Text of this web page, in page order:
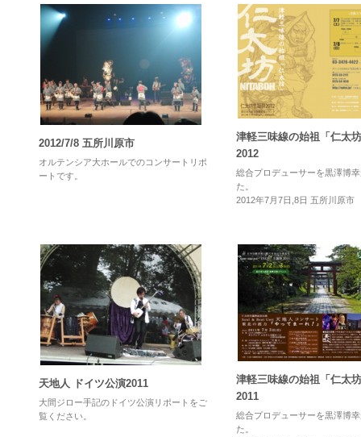
2012/7/8 五所川原市
オルテンシア大ホールでのコンサートリポ
ートです。
津軽三味線の始祖「仁太
2012
総合プロデューサーを黒澤博
た。
2012年7月7日,8日 五所川原市
天地人 ドイツ公演2011
大間ジロー手記のドイツ公演リポートをご
覧ください。
津軽三味線の始祖「仁太
2011
総合プロデューサーを黒澤博
た。